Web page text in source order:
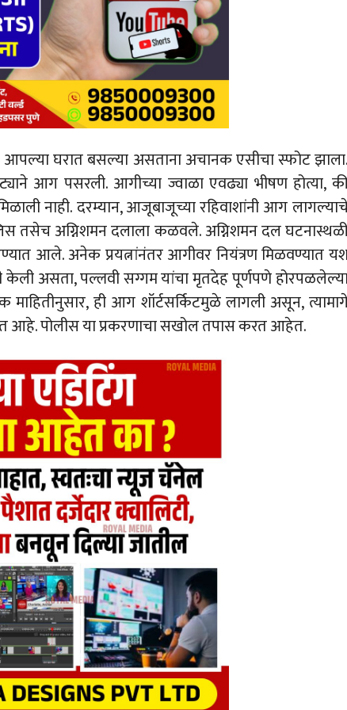
घरात बसल्या असताना अचानक एसीचा स्फोट झाला.
आग पसरली. आगीच्या ज्वाळा एवढ्या भीषण होत्या,
नाही. दरम्यान, आजूबाजूच्या रहिवाशांनी आग
तसेच अग्निशमन दलाला कळवले. अग्निशमन दल
आले. अनेक प्रयत्नांनंतर आगीवर नियंत्रण मिळवण्यात
केली असता, पल्लवी सग्गम यांचा मृतदेह पूर्णपणे
ही आग शॉर्टसर्किटमुळे लागली असून,
आहे. पोलीस या प्रकरणाचा सखोल तपास करत आहेत.